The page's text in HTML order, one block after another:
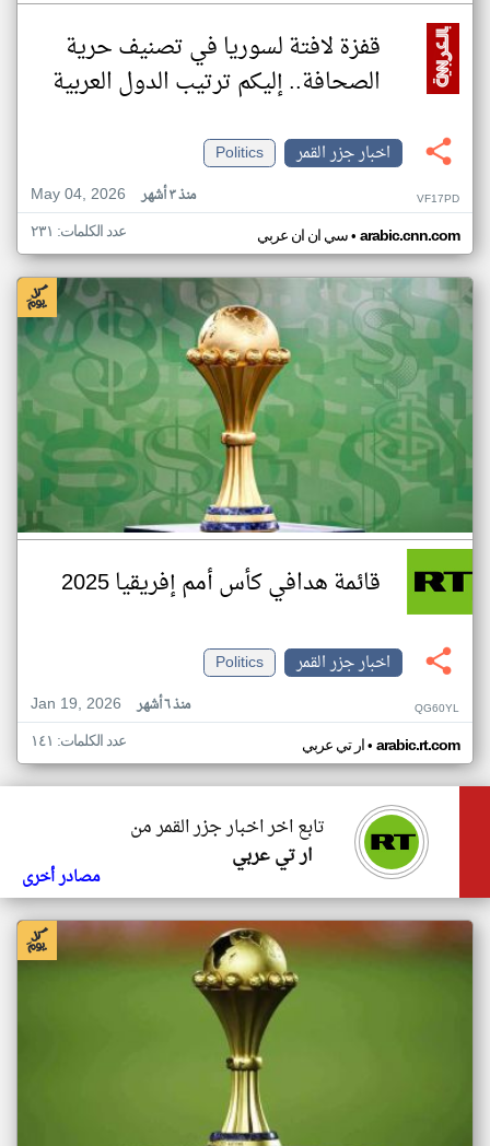
قفزة لافتة لسوريا في تصنيف حرية
الصحافة.. إليكم ترتيب الدول العربية
اخبار جزر القمر
Politics
May 04, 2026
منذ ٣ أشهر VF17PD
سي ان ان عربي• arabic.cnn.com عدد الكلمات: ٢٣١
قائمة هدافي كأس أمم إفريقيا 2025
اخبار جزر القمر
Politics
Jan 19, 2026
منذ ٦ أشهر QG60YL
ار تي عربي• arabic.rt.com عدد الكلمات: ١٤١
تابع اخر اخبار جزر القمر من
ار تي عربي
مصادر أخرى